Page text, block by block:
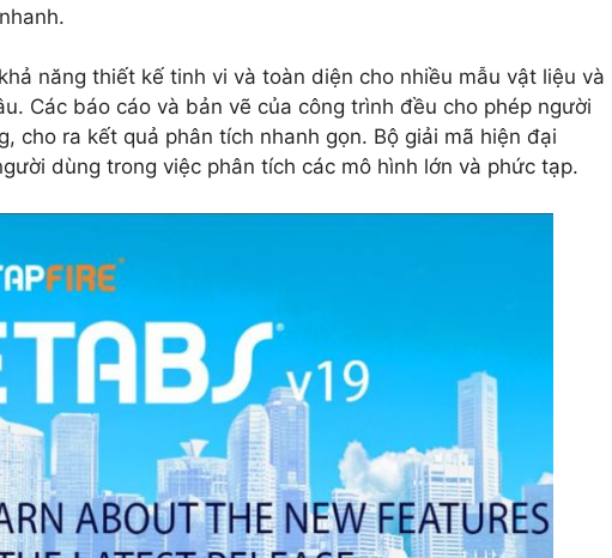
năng thiết kế tinh vi và toàn diện cho nhiều mẫu vật liệu và
Các báo cáo và bản vẽ của công trình đều cho phép người
cho ra kết quả phân tích nhanh gọn. Bộ giải mã hiện đại
dùng trong việc phân tích các mô hình lớn và phức tạp.